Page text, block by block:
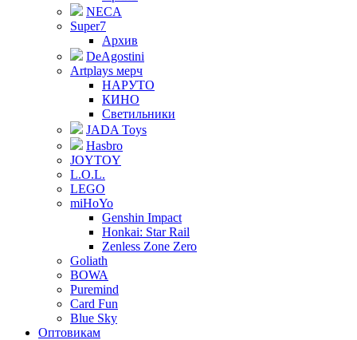
NECA
Super7
Архив
DeAgostini
Artplays мерч
НАРУТО
КИНО
Светильники
JADA Toys
Hasbro
JOYTOY
L.O.L.
LEGO
miHoYo
Genshin Impact
Honkai: Star Rail
Zenless Zone Zero
Goliath
BOWA
Puremind
Card Fun
Blue Sky
Оптовикам